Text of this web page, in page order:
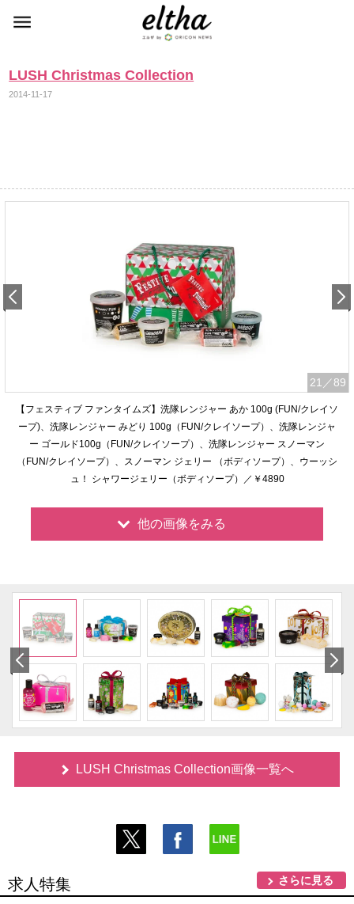
LUSH Christmas Collection
2014-11-17
21 ／89
【フェスティブ ファンタイムズ】洗隊レンジャー あか 100g (FUN/クレイソ
ープ)、洗隊レンジャー みどり 100g（FUN/クレイソープ）、洗隊レンジャ
ー ゴールド100g（FUN/クレイソープ）、洗隊レンジャー スノーマン
（FUN/クレイソープ）、スノーマン ジェリー （ボディソープ）、ウーッシ
ュ！ シャワージェリー（ボディソープ）／￥4890
他の画像をみる
LUSH Christmas Collection画像一覧へ
求人特集 さらに見る